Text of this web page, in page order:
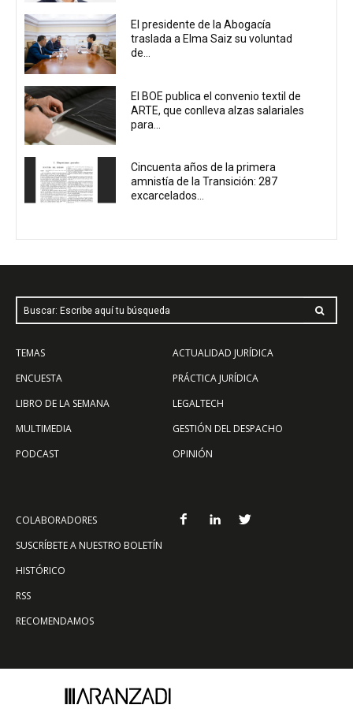
El presidente de la Abogacía
traslada a Elma Saiz su voluntad
de...
El BOE publica el convenio textil de
ARTE, que conlleva alzas salariales
para...
Cincuenta años de la primera
amnistía de la Transición: 287
excarcelados...
Buscar: Escribe aquí tu búsqueda
TEMAS
ENCUESTA
LIBRO DE LA SEMANA
MULTIMEDIA
PODCAST
ACTUALIDAD JURÍDICA
PRÁCTICA JURÍDICA
LEGALTECH
GESTIÓN DEL DESPACHO
OPINIÓN
COLABORADORES
SUSCRÍBETE A NUESTRO BOLETÍN
HISTÓRICO
RSS
RECOMENDAMOS